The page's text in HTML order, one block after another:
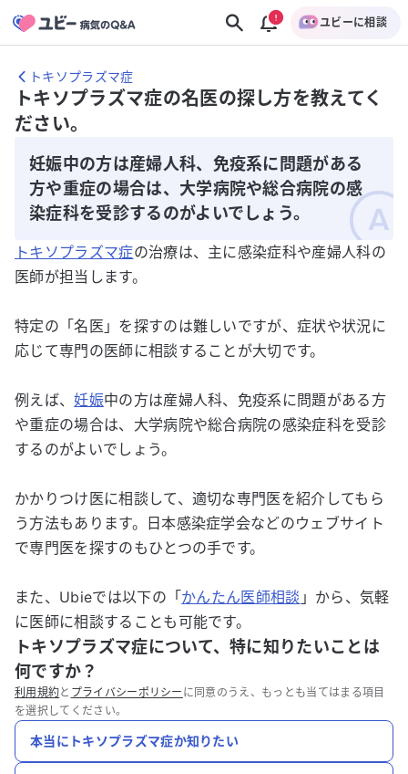
ユビーに相談
トキソプラズマ症
トキソプラズマ症の名医の探し方を教えてく
ださい。
妊娠中の方は産婦人科、免疫系に問題がある
方や重症の場合は、大学病院や総合病院の感
染症科を受診するのがよいでしょう。
トキソプラズマ症の治療は、主に感染症科や産婦人科の
医師が担当します。
特定の「名医」を探すのは難しいですが、症状や状況に
応じて専門の医師に相談することが大切です。
例えば、妊娠中の方は産婦人科、免疫系に問題がある方
や重症の場合は、大学病院や総合病院の感染症科を受診
するのがよいでしょう。
かかりつけ医に相談して、適切な専門医を紹介してもら
う方法もあります。日本感染症学会などのウェブサイト
で専門医を探すのもひとつの手です。
また、Ubieでは以下の「 かんたん医師相談 」から、気軽
に医師に相談することも可能です。
トキソプラズマ症について、特に知りたいことは
何ですか？
利用規約と プライバシーポリシー に同意のうえ、もっとも当てはまる項目
を選択してください。
本当にトキソプラズマ症か知りたい